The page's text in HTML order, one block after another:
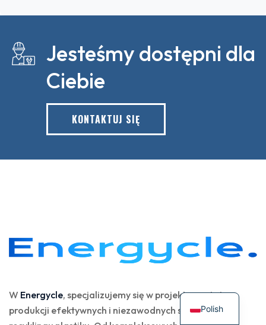
Jesteśmy dostępni dla
Ciebie
KONTAKTUJ SIĘ
W Energycle, specjalizujemy się w projektowaniu i
produkcji efektywnych i niezawodnych systemów
Polish